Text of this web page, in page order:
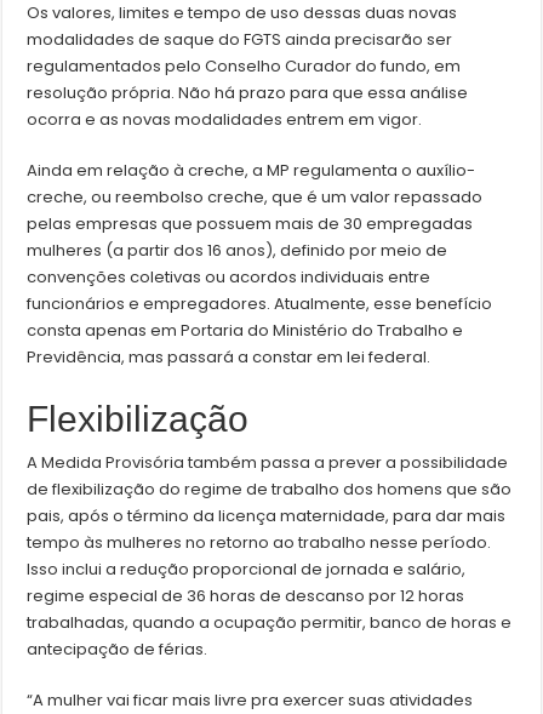
Os valores, limites e tempo de uso dessas duas novas
modalidades de saque do FGTS ainda precisarão ser
regulamentados pelo Conselho Curador do fundo, em
resolução própria. Não há prazo para que essa análise
ocorra e as novas modalidades entrem em vigor.
Ainda em relação à creche, a MP regulamenta o auxílio-
creche, ou reembolso creche, que é um valor repassado
pelas empresas que possuem mais de 30 empregadas
mulheres (a partir dos 16 anos), definido por meio de
convenções coletivas ou acordos individuais entre
funcionários e empregadores. Atualmente, esse benefício
consta apenas em Portaria do Ministério do Trabalho e
Previdência, mas passará a constar em lei federal.
Flexibilização
A Medida Provisória também passa a prever a possibilidade
de flexibilização do regime de trabalho dos homens que são
pais, após o término da licença maternidade, para dar mais
tempo às mulheres no retorno ao trabalho nesse período.
Isso inclui a redução proporcional de jornada e salário,
regime especial de 36 horas de descanso por 12 horas
trabalhadas, quando a ocupação permitir, banco de horas e
antecipação de férias.
“A mulher vai ficar mais livre pra exercer suas atividades